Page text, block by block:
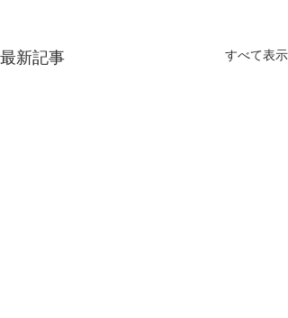
最新記事 すべて表示